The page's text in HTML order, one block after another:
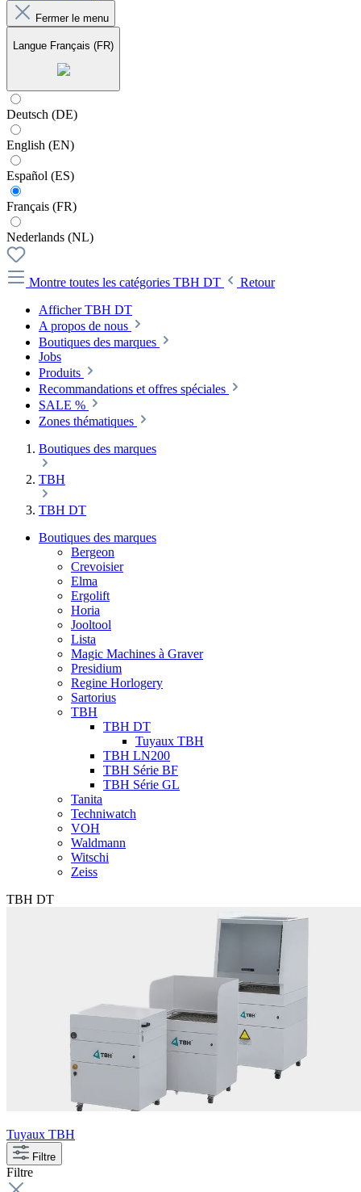
Fermer le menu
Langue Français (FR)
Deutsch (DE)
English (EN)
Español (ES)
Français (FR)
Nederlands (NL)
Montre toutes les catégories TBH DT
Retour
Afficher TBH DT
A propos de nous
Boutiques des marques
Jobs
Produits
Recommandations et offres spéciales
SALE %
Zones thématiques
Boutiques des marques
TBH
TBH DT
Boutiques des marques
Bergeon
Crevoisier
Elma
Ergolift
Horia
Jooltool
Lista
Magic Machines à Graver
Presidium
Regine Horlogery
Sartorius
TBH
TBH DT
Tuyaux TBH
TBH LN200
TBH Série BF
TBH Série GL
Tanita
Techniwatch
VOH
Waldmann
Witschi
Zeiss
TBH DT
Tuyaux TBH
Filtre
Filtre